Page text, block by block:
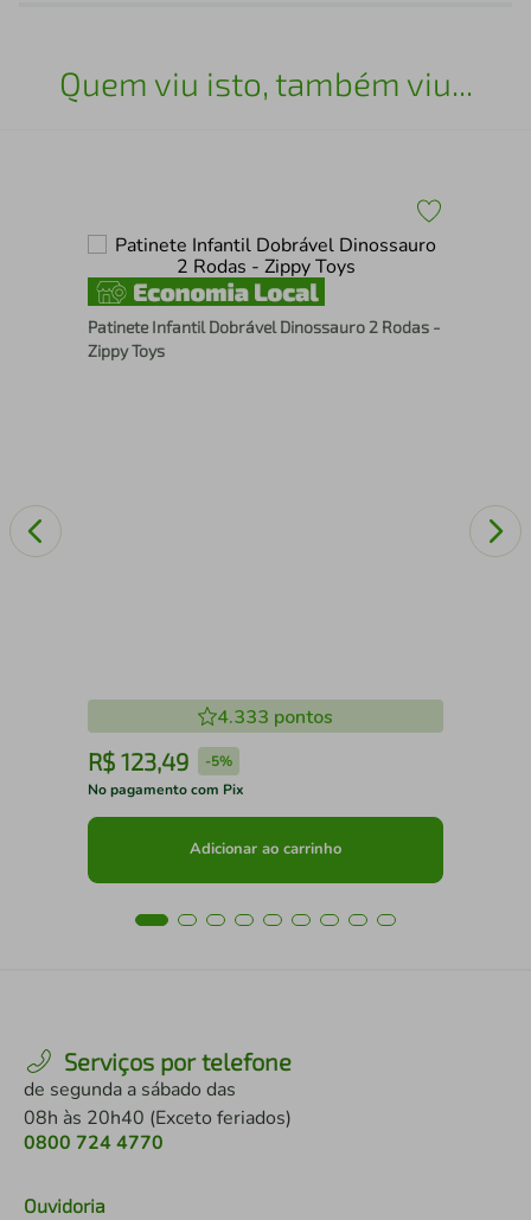
Quem viu isto, também viu...
Patinete Infantil Dobrável Dinossauro 2 Rodas -
Zippy Toys
4.333 pontos
R$ 123,49 -5%
No pagamento com Pix
Adicionar ao carrinho
Serviços por telefone
de segunda a sábado das
08h às 20h40 (Exceto feriados)
0800 724 4770
Ouvidoria